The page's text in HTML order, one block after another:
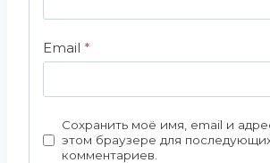
Email *
Сохранить моё имя, email и
этом браузере для
комментариев.